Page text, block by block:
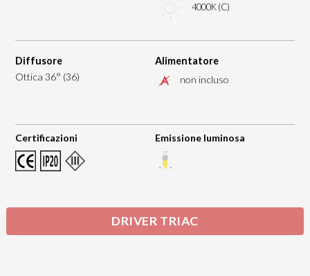
4000K (C)
Diffusore
Ottica 36° (36)
Alimentatore
non incluso
Certificazioni Emissione luminosa
DRIVER TRIAC